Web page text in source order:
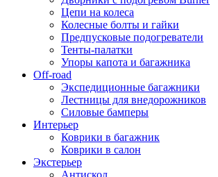
Цепи на колеса
Колесные болты и гайки
Предпусковые подогреватели
Тенты-палатки
Упоры капота и багажника
Off-road
Экспедиционные багажники
Лестницы для внедорожников
Силовые бамперы
Интерьер
Коврики в багажник
Коврики в салон
Экстерьер
Антискол